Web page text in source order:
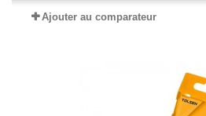
Ajouter au comparateur